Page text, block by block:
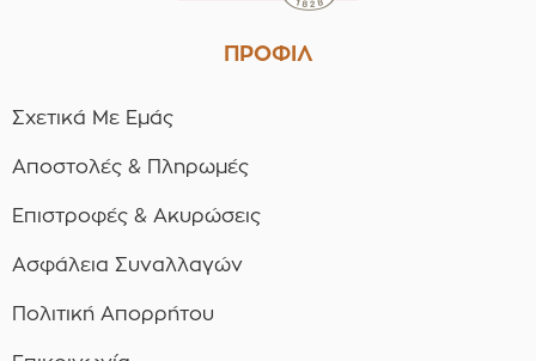
ΠΡΟΦΙΛ
Σχετικά Με Εμάς
Αποστολές & Πληρωμές
Επιστροφές & Ακυρώσεις
Ασφάλεια Συναλλαγών
Πολιτική Απορρήτου